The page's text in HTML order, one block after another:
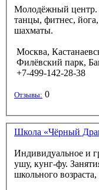
Молодёжный центр.
танцы, фитнес,
шахматы.
Москва,
Филёвский парк,
+7-499-142-28-38
Отзывы: 0
Школа «Чёрный
Индивидуальное и
ушу, кунг-фу.
школьного